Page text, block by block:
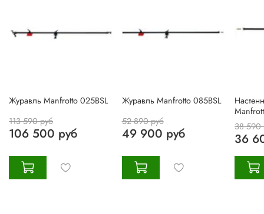
Журавль Manfrotto 025BSL
113 590 руб
106 500 руб
Журавль Manfrotto 085BSL
52 890 руб
49 900 руб
38 590
36